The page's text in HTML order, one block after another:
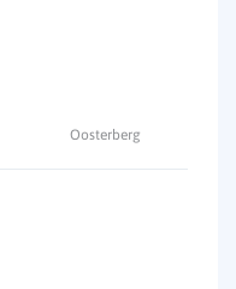
Oosterberg